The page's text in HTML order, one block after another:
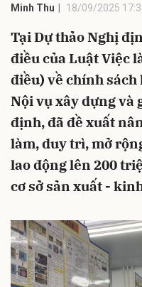
Minh Thu 18/09/2025
Tại Dự thảo Nghị
điều của Luật Việc
điều) về chính sách
Nội vụ xây dựng và
định, đã đề xuất
làm, duy trì, mở
lao động lên 200
cơ sở sản xuất -